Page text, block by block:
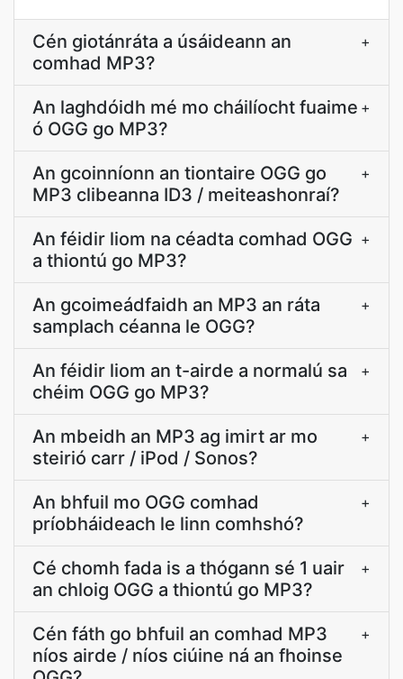
Cén giotánráta a úsáideann an
comhad MP3?
+
An laghdóidh mé mo cháilíocht fuaime
ó OGG go MP3?
+
An gcoinníonn an tiontaire OGG go
MP3 clibeanna ID3 / meiteashonraí?
+
An féidir liom na céadta comhad OGG
a thiontú go MP3?
+
An gcoimeádfaidh an MP3 an ráta
samplach céanna le OGG?
+
An féidir liom an t-airde a normalú sa
chéim OGG go MP3?
+
An mbeidh an MP3 ag imirt ar mo
steirió carr / iPod / Sonos?
+
An bhfuil mo OGG comhad
príobháideach le linn comhshó?
+
Cé chomh fada is a thógann sé 1 uair
an chloig OGG a thiontú go MP3?
+
Cén fáth go bhfuil an comhad MP3
níos airde / níos ciúine ná an fhoinse
+